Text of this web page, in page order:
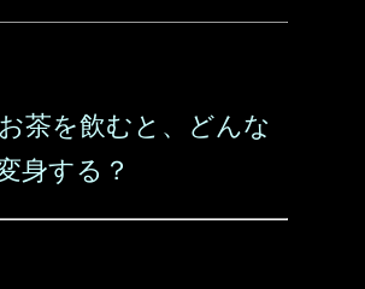
茶を飲むと、どんな
身する？